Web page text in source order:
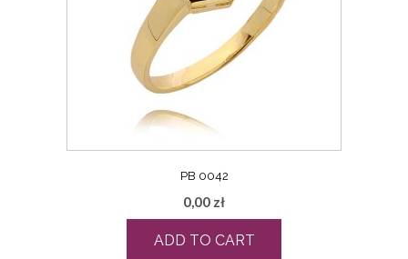
PB 0042
0,00 zł
ADD TO CART